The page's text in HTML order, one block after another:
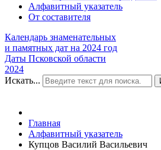
Алфавитный указатель
От составителя
Календарь знаменательных
и памятных дат на 2024 год
Даты Псковской области
2024
Искать...
Главная
Алфавитный указатель
Купцов Василий Васильевич